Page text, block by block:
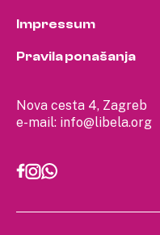
Nova cesta 4, Zagreb
e-mail: info@libela.org
Impressum
Pravila ponašanja